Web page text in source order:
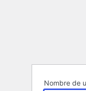
Nombre de